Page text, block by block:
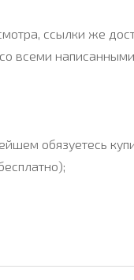
ссылки же
всеми
обязуетесь